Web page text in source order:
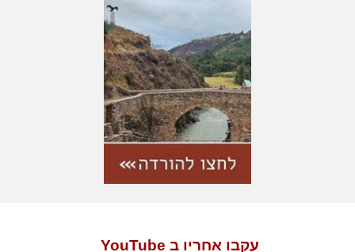
עקבו אחריו ב YouTube